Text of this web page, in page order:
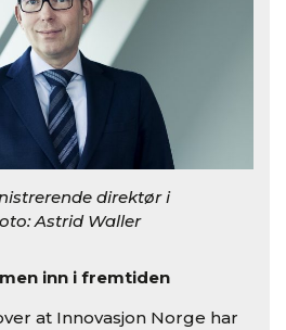
direktør i
Astrid Waller
inn i fremtiden
at Innovasjon Norge har